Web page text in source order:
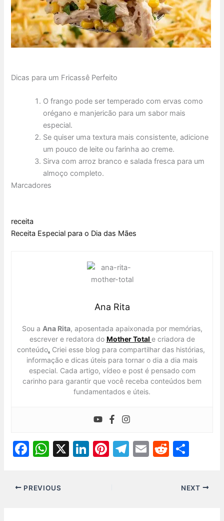
Dicas para um Fricassê Perfeito
O frango pode ser temperado com ervas como
orégano e manjericão para um sabor mais
especial.
Se quiser uma textura mais consistente, adicione
um pouco de leite ou farinha ao creme.
Sirva com arroz branco e salada fresca para um
almoço completo.
Marcadores
receita
Receita Especial para o Dia das Mães
Ana Rita
Sou a Ana Rita, aposentada apaixonada por memórias,
escrever e redatora do Mother Total e criadora de
conteúdo. Criei esse blog para compartilhar das histórias,
informação e dicas úteis para tornar o dia a dia mais
especial. Cada artigo, vídeo e post é pensado com
carinho para garantir que você receba conteúdos bem
fundamentados e úteis.
F
c
e
W
at
s
X
Li Pi T
E
R
di
ar
e
PREVIOUS NEXT